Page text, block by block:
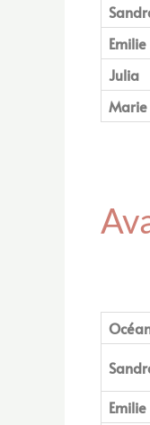
Emilie
Julia
Marie
Emilie